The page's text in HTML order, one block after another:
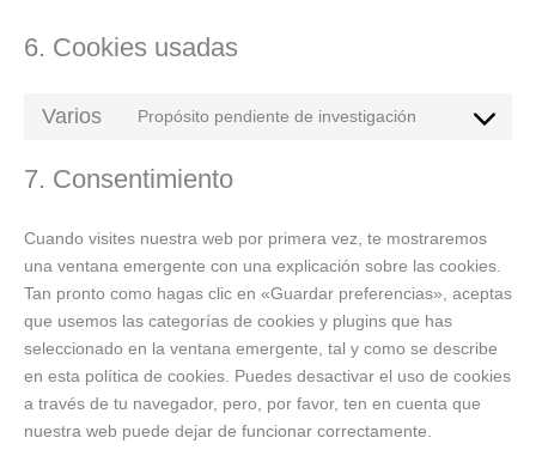
6. Cookies usadas
Varios Propósito pendiente de investigación
7. Consentimiento
Cuando visites nuestra web por primera vez, te mostraremos
una ventana emergente con una explicación sobre las cookies.
Tan pronto como hagas clic en «Guardar preferencias», aceptas
que usemos las categorías de cookies y plugins que has
seleccionado en la ventana emergente, tal y como se describe
en esta política de cookies. Puedes desactivar el uso de cookies
a través de tu navegador, pero, por favor, ten en cuenta que
nuestra web puede dejar de funcionar correctamente.